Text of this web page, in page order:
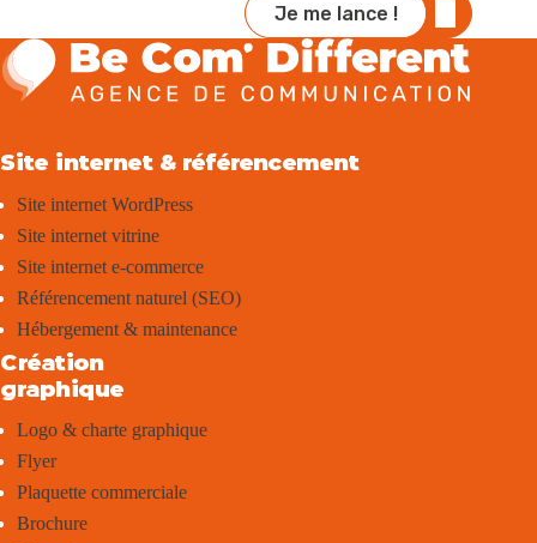
Je me lance !
Site internet & référencement
Site internet WordPress
Site internet vitrine
Site internet e-commerce
Référencement naturel (SEO)
Hébergement & maintenance
Création
graphique
Logo & charte graphique
Flyer
Plaquette commerciale
Brochure